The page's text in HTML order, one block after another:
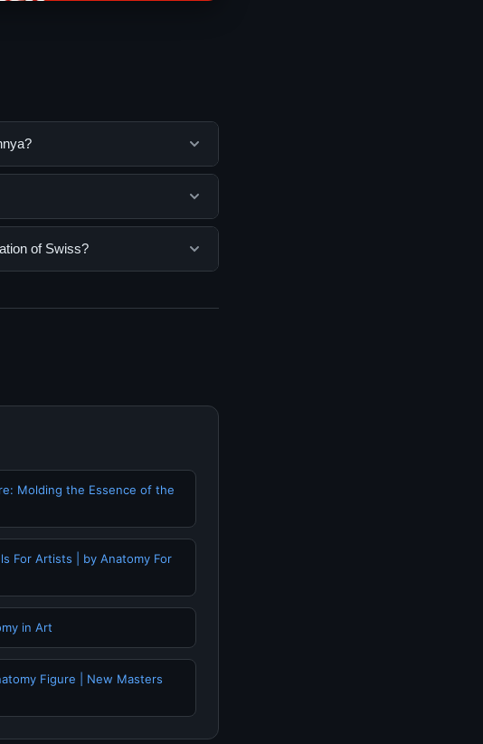
membantu pengguna
pengguna. Tidak ada biaya
of Swiss?
Molding the Essence of the
For Artists | by Anatomy For
in Art
Figure | New Masters